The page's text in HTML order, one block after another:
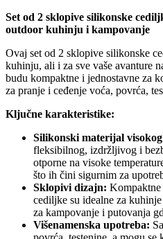
Set od 2 sklopive silikonske
outdoor kuhinju i kampovanje
Ovaj set od 2 sklopive silikonske
kuhinju, ali i za sve vaše avanture
budu kompaktne i jednostavne za
za pranje i ceđenje voća, povrća,
Ključne karakteristike:
Silikonski materijal
fleksibilnog, izdržljivog i
otporne na visoke
što ih čini sigurnim za
Sklopivi dizajn: Kompaktne
cediljke su idealne za
za kampovanje i putovanja
Višenamenska upotreba: